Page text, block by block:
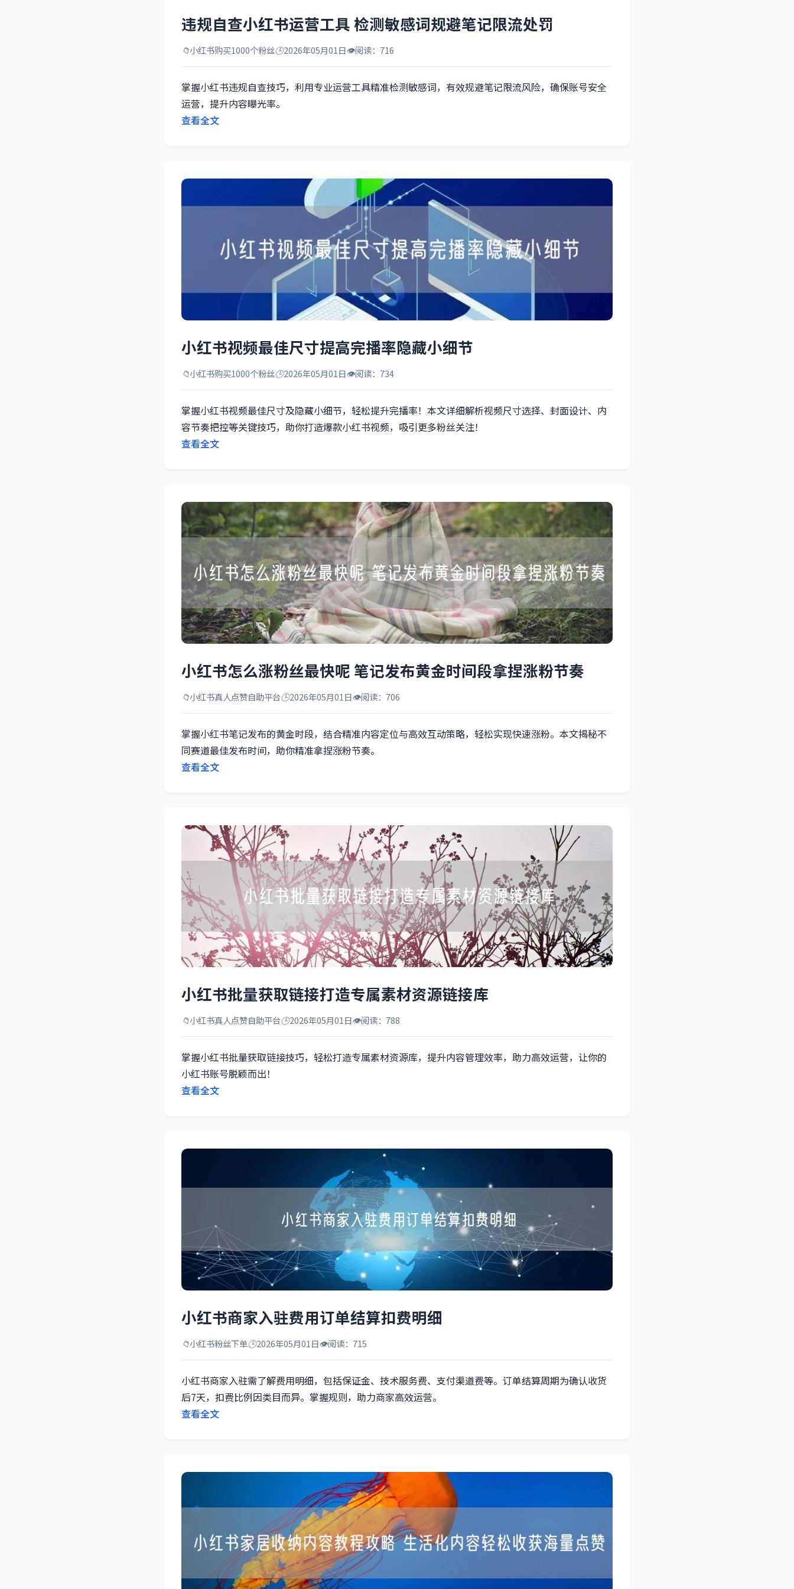
违规自查小红书运营工具 检测敏感词规避笔记限流处罚
📁小红书购买1000个粉丝🕒2026年05月01日👁️阅读：716
掌握小红书违规自查技巧，利用专业运营工具精准检测敏感词，有效规避笔记限流风险，确保账号安全
运营，提升内容曝光率。
查看全文
小红书视频最佳尺寸提高完播率隐藏小细节
📁小红书购买1000个粉丝🕒2026年05月01日👁️阅读：734
掌握小红书视频最佳尺寸及隐藏小细节，轻松提升完播率！本文详细解析视频尺寸选择、封面设计、内
容节奏把控等关键技巧，助你打造爆款小红书视频，吸引更多粉丝关注！
查看全文
小红书怎么涨粉丝最快呢 笔记发布黄金时间段拿捏涨粉节奏
📁小红书真人点赞自助平台🕒2026年05月01日👁️阅读：706
掌握小红书笔记发布的黄金时段，结合精准内容定位与高效互动策略，轻松实现快速涨粉。本文揭秘不
同赛道最佳发布时间，助你精准拿捏涨粉节奏。
查看全文
小红书批量获取链接打造专属素材资源链接库
📁小红书真人点赞自助平台🕒2026年05月01日👁️阅读：788
掌握小红书批量获取链接技巧，轻松打造专属素材资源库，提升内容管理效率，助力高效运营，让你的
小红书账号脱颖而出！
查看全文
小红书商家入驻费用订单结算扣费明细
📁小红书粉丝下单🕒2026年05月01日👁️阅读：715
小红书商家入驻需了解费用明细，包括保证金、技术服务费、支付渠道费等。订单结算周期为确认收货
后7天，扣费比例因类目而异。掌握规则，助力商家高效运营。
查看全文